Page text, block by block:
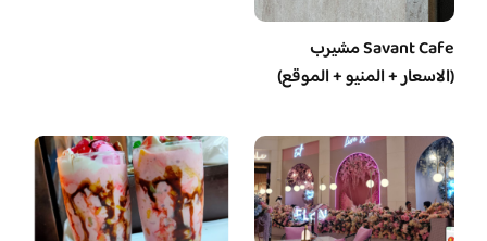
Savant Cafe مشيرب
(الاسعار + المنيو + الموقع)